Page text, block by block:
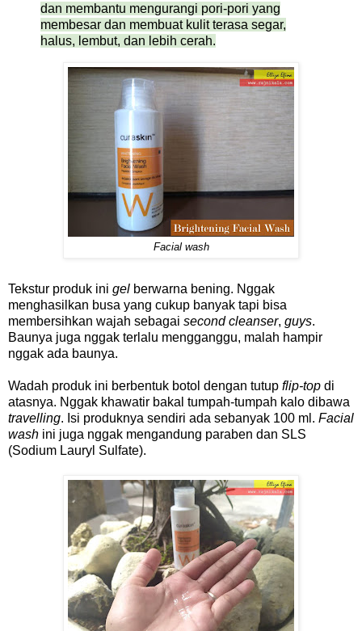
dan membantu mengurangi pori-pori yang
membesar dan membuat kulit terasa segar,
halus, lembut, dan lebih cerah.
Facial wash
Tekstur produk ini gel berwarna bening. Nggak
menghasilkan busa yang cukup banyak tapi bisa
membersihkan wajah sebagai second cleanser, guys.
Baunya juga nggak terlalu mengganggu, malah hampir
nggak ada baunya.
Wadah produk ini berbentuk botol dengan tutup flip-top di
atasnya. Nggak khawatir bakal tumpah-tumpah kalo dibawa
travelling. Isi produknya sendiri ada sebanyak 100 ml. Facial
wash ini juga nggak mengandung paraben dan SLS
(Sodium Lauryl Sulfate).